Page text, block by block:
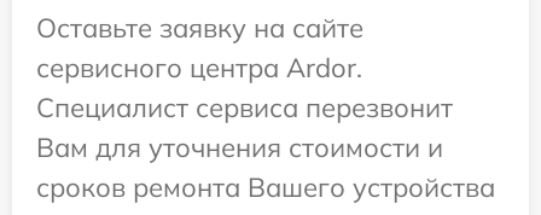
Оставьте заявку на сайте
сервисного центра Ardor.
Специалист сервиса перезвонит
Вам для уточнения стоимости и
сроков ремонта Вашего устройства